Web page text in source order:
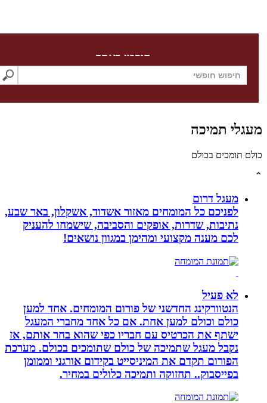
חיפוש באתר
תמיכה
בכולם
מעגל דרום
לפניכם כל המומחים מאזור אשדוד, אשקלון, באר שבע,
נתיבות, שדרות, אופקים והסביבה, שישמחו להעניק
לכם מענה מקצועי ומהימן במגוון נושאים!
לא פעיל
הנטוורקינג החדשני של פורום המומחים. אחד למען
כולם וכולם למען אחת. אם כל אחד מחברי המעגל
ישתף את הכרטיס עם חבריו כפי שהוא בחר אותם, אז
נקבל מעגל שתמיכה של כולם שתומכים בכולם. מערכת
הפורום תקדם את המיניסייט בקידום אורגני וממומן
בפייסבוק.. תחזוקה ותמיכה כלולים במחיר.